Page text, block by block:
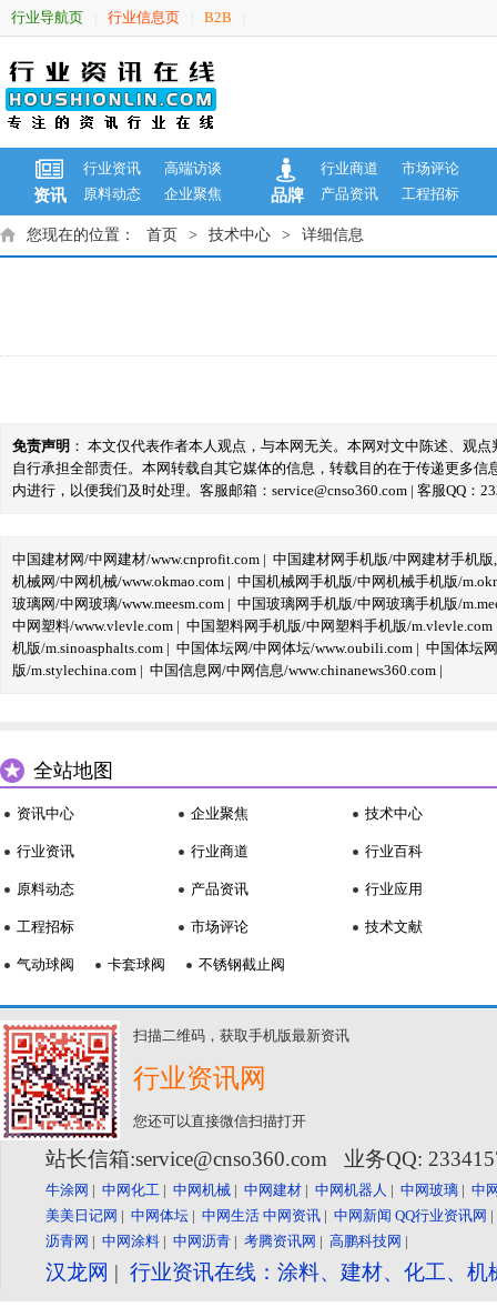
行业导航页 行业信息页 B2B
资讯
行业资讯
高端访谈
原料动态
企业聚焦 品牌
行业商道
市场评论
产品资讯
工程招标
您现在的位置： 首页 > 技术中心 > 详细信息
免责声明 ： 本文仅代表作者本人观点，与本网无关。本网对文中陈述、观
自行承担全部责任。本网转载自其它媒体的信息，转载目的在于传递更多
内进行，以便我们及时处理。客服邮箱：service@cnso360.com | 客服QQ：
中国建材网/中网建材/www.cnprofit.com | 中国建材网手机版/中网建材手机版
机械网/中网机械/www.okmao.com | 中国机械网手机版/中网机械手机版/
玻璃网/中网玻璃/www.meesm.com | 中国玻璃网手机版/中网玻璃手机版/
中网塑料/www.vlevle.com | 中国塑料网手机版/中网塑料手机版/m.vlevle.com
机版/m.sinoasphalts.com | 中国体坛网/中网体坛/www.oubili.com | 中国体坛
版/m.stylechina.com | 中国信息网/中网信息/www.chinanews360.com |
全站地图
资讯中心
行业资讯
原料动态
工程招标
企业聚焦
行业商道
产品资讯
市场评论
技术中心
行业百科
行业应用
技术文献
气动球阀 卡套球阀 不锈钢截止阀
扫描二维码，获取手机版最新资讯
行业资讯网
您还可以直接微信扫描打开
站长信箱:service@cnso360.com 业务QQ:
牛涂网 | 中网化工 | 中网机械 | 中网建材 | 中网机器人 | 中网玻璃 | 中
美美日记网 | 中网体坛 | 中网生活 中网资讯 | 中网新闻 QQ行业资讯网
沥青网 | 中网涂料 | 中网沥青 | 考腾资讯网 | 高鹏科技网 |
汉龙网 | 行业资讯在线：涂料、建材、化工、